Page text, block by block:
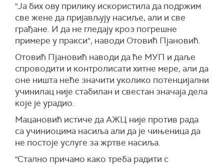
"Ја бих ову прилику искористила да подржим
све жене да пријављују насиље, али и све
грађане. И да не гледају кроз погрешне
примере у пракси", наводи Отовић Пјановић.
Отовић Пјановић наводи да ће МУП и даље
спроводити и контролисати хитне мере, али да
оне ништа неће значити уколико потенцијални
учинилац није стабилан и свестан значаја дела
које је урадио.
Мацановић истиче да АЖЦ није против рада
са учиниоцима насиља али да је чињеница да
не постоје услуге за жртве насиља.
"Стално причамо како треба радити с